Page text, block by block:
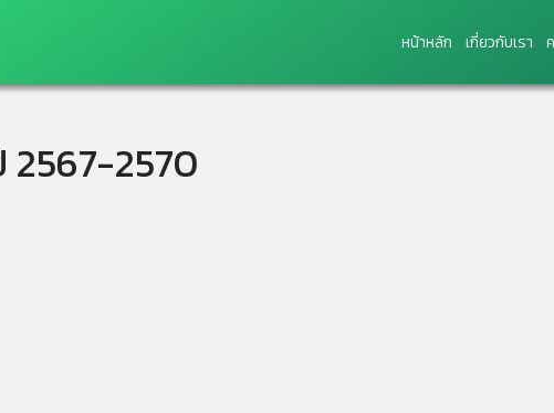
หน้าหลัก เกี่ยวกับเรา
2567-2570